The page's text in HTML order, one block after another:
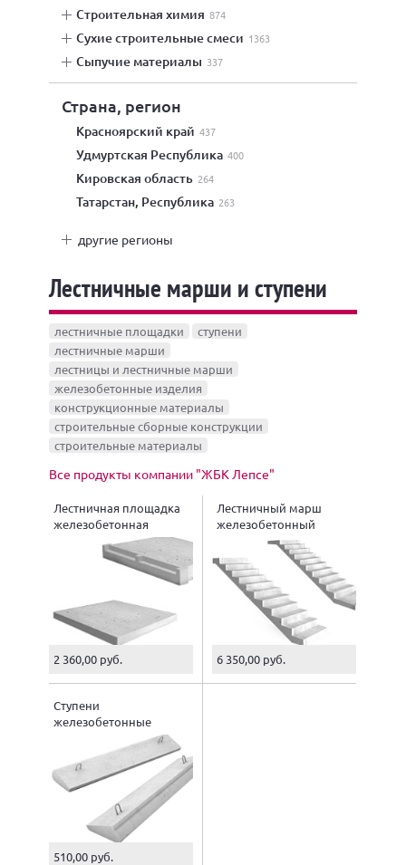
строительная химия 874
сухие строительные смеси 1363
сыпучие материалы 337
Страна, регион
Красноярский край 437
Удмуртская Республика 400
Кировская область 264
Татарстан, Республика 263
другие регионы
Лестничные марши и ступени
лестничные площадки
ступени
лестничные марши
лестницы и лестничные марши
железобетонные изделия
конструкционные материалы
строительные сборные конструкции
строительные материалы
Все продукты компании "ЖБК Лепсе"
Лестничная площадка
железобетонная
2 360,00 руб.
Лестничный марш
железобетонный
6 350,00 руб.
Ступени
железобетонные
510,00 руб.